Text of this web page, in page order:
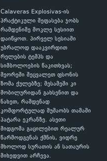
Calaveras Explosivas-ის
პრაქტიკული შეფასება ჯობს
რამდენიმე მოკლე სესიით
დაიწყოთ. პირველ სესიაში
უბრალოდ დააკვირდით
რელების ტემპს და
სიმბოლოების წაკითხვას;
მეორეში შეცვალეთ ფსონის
ზომა ქულებზე; მესამეში კი
მობილურიდან გახსენით და
ნახეთ, რამდენად
კომფორტულად მუშაობს თამაში
პატარა ეკრანზე. ასეთი
მიდგომა გაცილებით რეალურ
წარმოდგენას ქმნის, ვიდრე
მხოლოდ სურათის ან სათაურის
მიხედვით არჩევა.